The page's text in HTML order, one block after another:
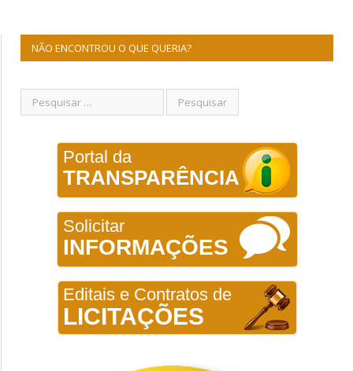
NÃO ENCONTROU O QUE QUERIA?
Portal da
TRANSPARÊNCIA
Solicitar
INFORMAÇÕES
Editais e Contratos de
LICITAÇÕES